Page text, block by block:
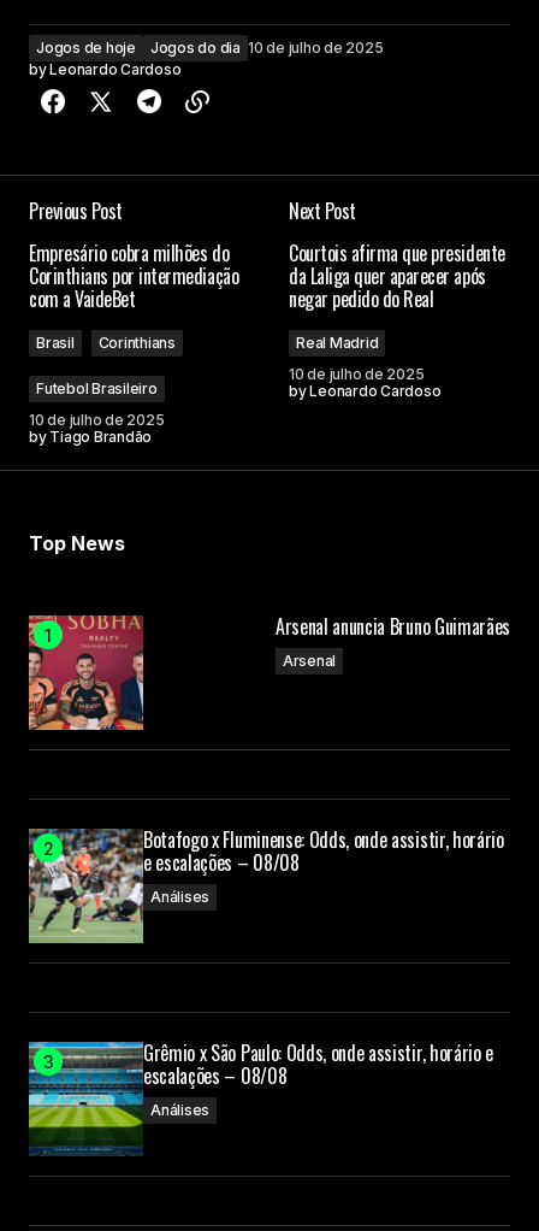
Jogos de hoje Jogos do dia 10 de julho de 2025
byLeonardo Cardoso
Previous Post
Empresário cobra milhões do
Corinthians por intermediação
com a VaideBet
Brasil Corinthians
Futebol Brasileiro
10 de julho de 2025
by Tiago Brandão
Next Post
Courtois afirma que presidente
da Laliga quer aparecer após
negar pedido do Real
Real Madrid
10 de julho de 2025
byLeonardo Cardoso
Top News
Arsenal anuncia Bruno Guimarães
Arsenal
Botafogo x Fluminense: Odds, onde assistir, horário
e escalações – 08/08
Análises
Grêmio x São Paulo: Odds, onde assistir, horário e
escalações – 08/08
Análises